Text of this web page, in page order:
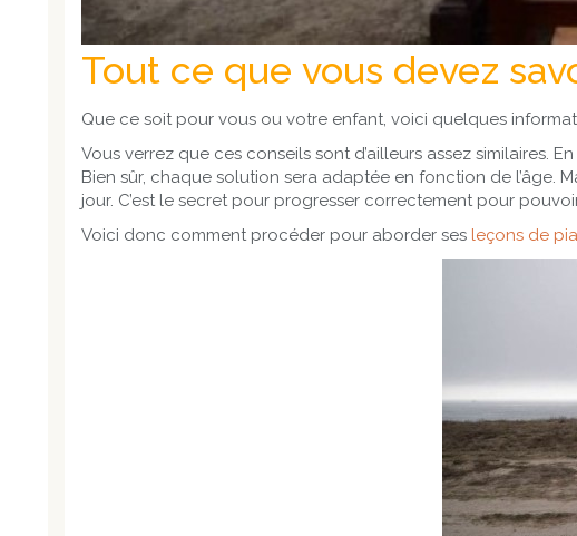
Tout ce que vous devez
Que ce soit pour vous ou votre enfant, voici quelques
Vous verrez que ces conseils sont d’ailleurs assez similaires.
Bien sûr, chaque solution sera adaptée en fonction de l’âge.
jour. C’est le secret pour progresser correctement pour
Voici donc comment procéder pour aborder ses leçons de